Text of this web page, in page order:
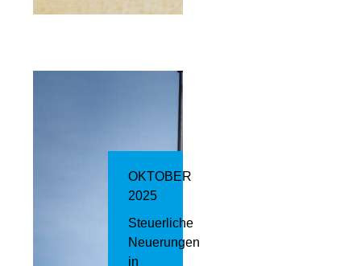
OKTOBER
2025
Steuerliche
Neuerungen
in